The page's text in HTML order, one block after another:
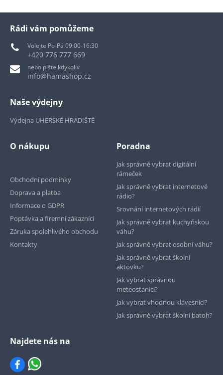
Rádi vám pomůžeme
Volejte Po-Pá 09:00-16:30
+420 776 777 669
nebo pište kdykoliv
info@hamashop.cz
Naše výdejny
Výdejna UHERSKÉ HRADIŠTĚ
O nákupu
Obchodní podmínky
Doprava a platba
Informace o GDPR
Poptávka a firemní zákazníci
Záruka spolehlivého obchodu
Kontakty
Poradna
Jak správně vybrat digitální
rámeček
Jak správně vybrat internetové
rádio?
Srovnání internetových rádií
Jak správně vybrat kuchyňskou
váhu?
Jak správně vybrat osobní váhu?
Jak správně vybrat školní
aktovku?
Jak vybrat správnou
meteostanici?
Jak vybrat vhodnou klávesnici?
Jak správně vybrat školní batoh?
Najdete nás na